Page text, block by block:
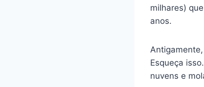
milhares)
anos.
Esqueça
nuvens e